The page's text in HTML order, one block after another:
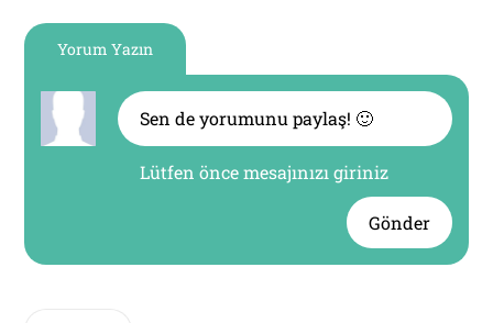
Yorum Yazın
Lütfen önce mesajınızı giriniz
Gönder